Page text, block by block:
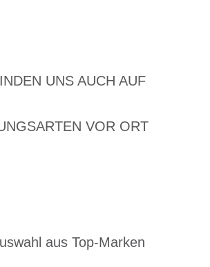
UNS AUCH AUF
VOR ORT
aus Top-Marken